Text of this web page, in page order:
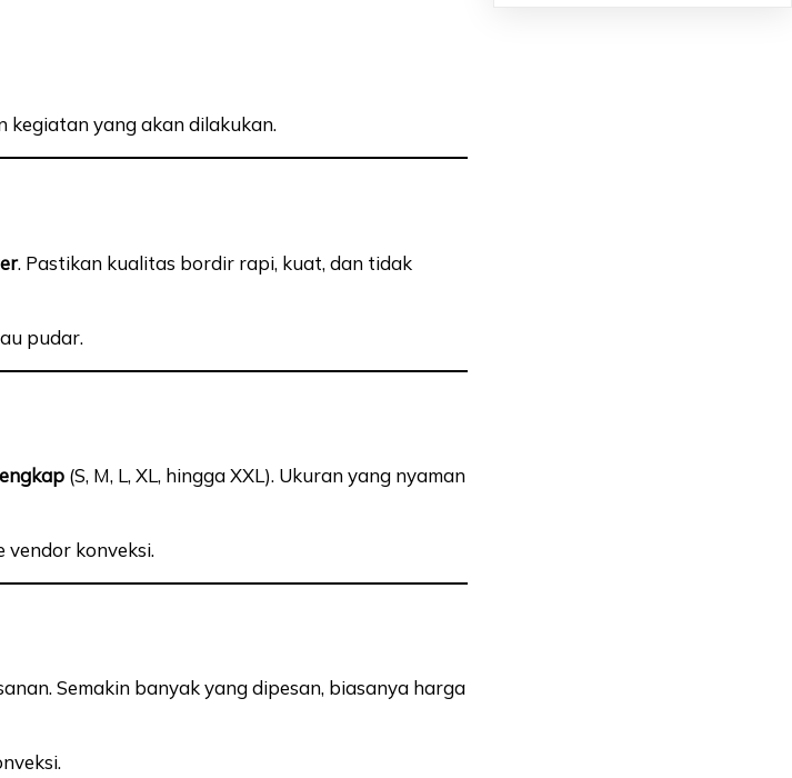
kegiatan yang akan dilakukan.
. Pastikan kualitas bordir rapi, kuat, dan tidak
pudar.
(S, M, L, XL, hingga XXL). Ukuran yang nyaman
konveksi.
Semakin banyak yang dipesan, biasanya harga